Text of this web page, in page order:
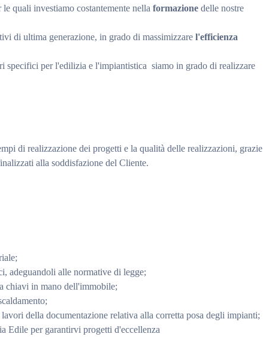
le quali investiamo costantemente nella formazione delle nostre
di ultima generazione, in grado di massimizzare l'efficienza
specifici per l'edilizia e l'impiantistica siamo in grado di realizzare
di realizzazione dei progetti e la qualità delle realizzazioni, grazie
alla soddisfazione del Cliente.
adeguandoli alle normative di legge;
chiavi in mano dell'immobile;
della documentazione relativa alla corretta posa degli impianti;
Edile per garantirvi progetti d'eccellenza